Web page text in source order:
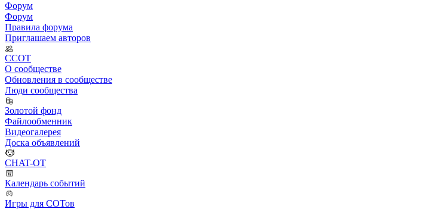
Форум
Форум
Правила форума
Приглашаем авторов
ССОТ
О сообществе
Обновления в сообществе
Люди сообщества
Золотой фонд
Файлообменник
Видеогалерея
Доска объявлений
CHAT-OT
Календарь событий
Игры для СОТов